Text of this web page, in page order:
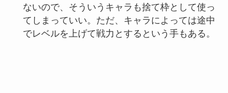
ないので、そういうキャラも捨て枠として使っ
てしまっていい。ただ、キャラによっては途中
でレベルを上げて戦力とするという手もある。